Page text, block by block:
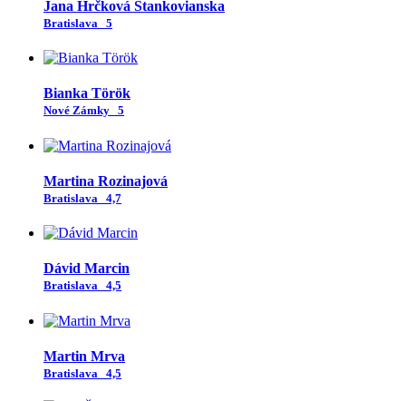
Jana Hrčková Stankovianska
Bratislava 5
Bianka Török
Nové Zámky 5
Martina Rozinajová
Bratislava 4,7
Dávid Marcin
Bratislava 4,5
Martin Mrva
Bratislava 4,5